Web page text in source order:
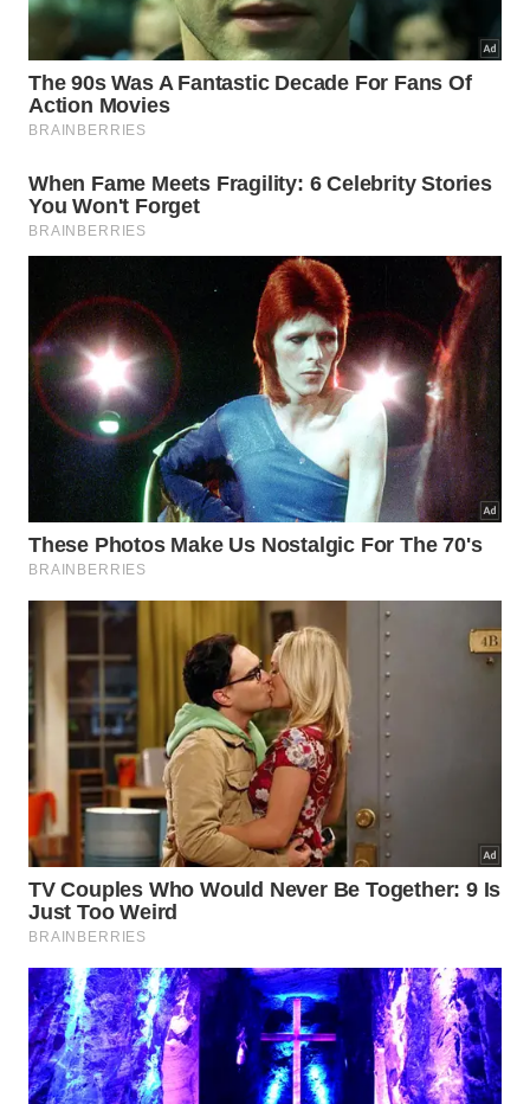
O Museu Te Papa Tongarewa é o mais visitado da Oceania
O museu nacional da Nova Zelândia, Te Papa, é
fascinante para mentes curiosas de qualquer idade.
As exibições são inovadoras e interativas, contando
histórias sobre o caráter único da biologia,
geologia, cultura e história social do país de várias
formas. Além do mais, a entrada geral é gratuita —
algumas exibições especiais costumam cobrar
ingressos.
Monte Victoria
Ter uma vista panorâmica da cidade e do porto ou
tirar uma bela fotografia de Wellington é possível a
partir do alto do Monte Victoria. De lá ainda é
possível ver os barcos saindo e entrando nas docas
e os aviões aterrisando e pousando no aeroporto
internacional da cidade. É costume dos jovens